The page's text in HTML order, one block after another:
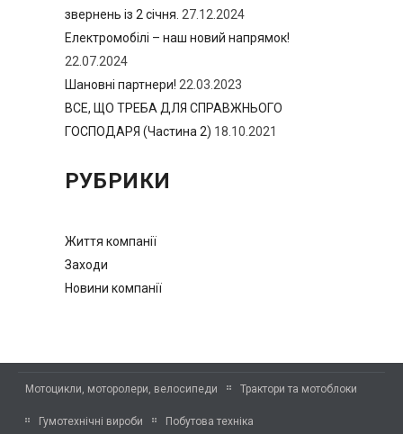
звернень із 2 січня. 27.12.2024
Електромобілі – наш новий напрямок!
22.07.2024
Шановні партнери! 22.03.2023
ВСЕ, ЩО ТРЕБА ДЛЯ СПРАВЖНЬОГО
ГОСПОДАРЯ (Частина 2) 18.10.2021
РУБРИКИ
Життя компанії
Заходи
Новини компанії
Мотоцикли, моторолери, велосипеди Трактори та мотоблоки
Гумотехнічні вироби Побутова техніка